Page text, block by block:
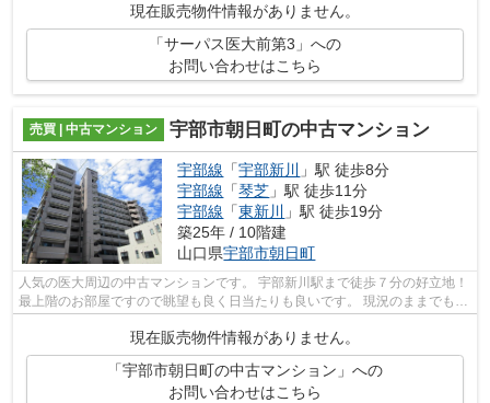
現在販売物件情報がありません。
「サーパス医大前第3」への
お問い合わせはこちら
売買 | 中古マンション 宇部市朝日町の中古マンション
宇部線 「宇部新川
」駅 徒歩8分
宇部線 「琴芝 」駅 徒歩11分
宇部線 「東新川
」駅 徒歩19分
築25年 / 10階建
山口県宇部市朝日町
人気の医大周辺の中古マンションです。 宇部新川駅まで徒歩７分の好立地！
最上階のお部屋ですので眺望も良く日当たりも良いです。 現況のままでも生
現在販売物件情報がありません。
「宇部市朝日町の中古マンション」への
お問い合わせはこちら